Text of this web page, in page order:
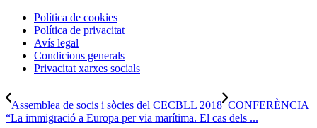
Política de cookies
Política de privacitat
Avís legal
Condicions generals
Privacitat xarxes socials
Assemblea de socis i sòcies del CECBLL 2018 CONFERÈNCIA
“La immigració a Europa per via marítima. El cas dels ...